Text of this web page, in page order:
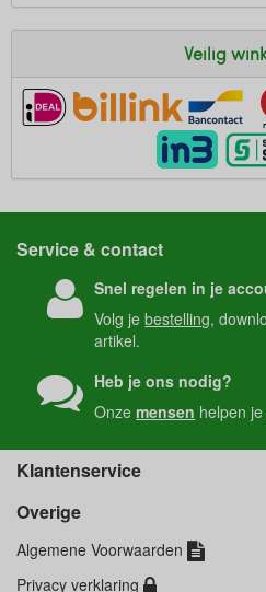
Veilig
Service & contact
Snel regelen in je
Volg jebestelling,
artikel.
Heb je ons nodig?
Onzemensen helpen
Klantenservice
Overige
Algemene Voorwaarden
Privacy verklaring